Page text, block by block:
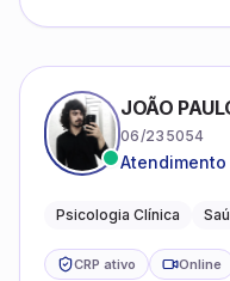
JOÃO
06/235054
depressão
Psicologia Clínica
CRP ativo Online